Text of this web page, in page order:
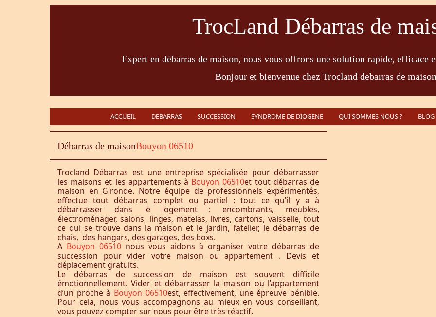
TrocLand Débarras de
Expert en débarras de maison, nous vous offrons une solution rapide, efficace
Bonjour et bienvenue chez Trocland debarras de
ACCUEIL DEBARRAS SUCCESSION SYNDROME DE DIOGENE QUI SOMMES NOUS ? BLOG
Débarras de maisonBouyon 06510
Trocland Débarras est une entreprise spécialisée pour débarrasser
les maisons et les appartements à Bouyon 06510et tout débarras de
maison en Gironde. Notre équipe de professionnels expérimentés,
effectue tout débarras complet ou partiel : tout ce qu’il y a à
débarrasser dans le logement : encombrants, meubles,
électroménager, salons, linges, matelas, livres, cartons, vaisselle, tout
ce qui se trouve dans la maison et le jardin, l’atelier, le débarras de
chais, des hangars, des garages, des boxs.
A Bouyon 06510 nous vous aidons à organiser votre débarras de
succession pour vider votre maison ou appartement . Devis et
déplacement gratuits.
Le débarras de succession de maison est souvent difficile
émotionnellement. Vider et débarrasser la maison ou l’appartement
d’un proche à Bouyon 06510est, effectivement, une épreuve pénible.
Pour cela, nous vous accompagnons au mieux en vous conseillant,
vous pouvez compter sur nous pour être très réactif.